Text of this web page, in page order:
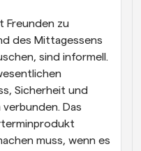
wenn etwas
Freunden zu
des Mittagessens
sind informell.
Sicherheit und
Das
muss, wenn es